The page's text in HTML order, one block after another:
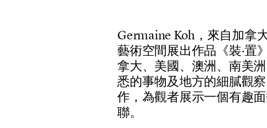
Germaine Koh， 來自加拿
藝術空間展出作品 《裝‧置》
拿大、 美國、 澳洲、 南美洲
悉的事物及地方的細膩觀察
作， 為觀者展示一個有趣面
聯。